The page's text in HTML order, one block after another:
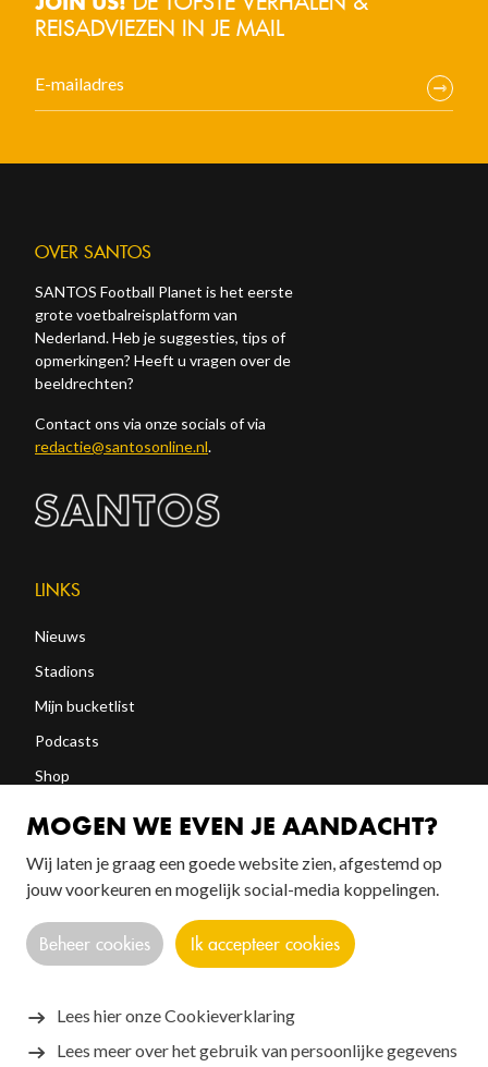
REISADVIEZEN IN JE MAIL
OVER SANTOS
SANTOS Football Planet is het eerste
grote voetbalreisplatform van
Nederland. Heb je suggesties, tips of
opmerkingen? Heeft u vragen over de
beeldrechten?
Contact ons via onze socials of via
redactie@santosonline.nl.
LINKS
Nieuws
Stadions
Mijn bucketlist
Podcasts
Shop
FOLLOW US!
Copyright © 2026 SANTOS
MOGEN WE EVEN JE AANDACHT?
Wij laten je graag een goede website zien, afgestemd op
jouw voorkeuren en mogelijk social-media koppelingen.
Beheer cookies Ik accepteer cookies
Lees hier onze Cookieverklaring
Lees meer over het gebruik van persoonlijke gegevens